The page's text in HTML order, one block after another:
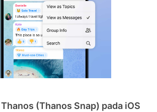
(Thanos Snap) pada iOS